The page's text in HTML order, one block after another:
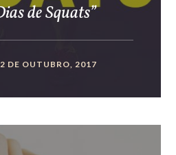
de Squats”
DE OUTUBRO, 2017